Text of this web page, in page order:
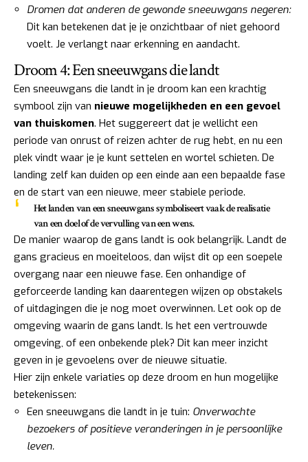
Dromen dat anderen de gewonde sneeuwgans negeren:
Dit kan betekenen dat je je onzichtbaar of niet gehoord
voelt. Je verlangt naar erkenning en aandacht.
Droom 4: Een sneeuwgans die landt
Een sneeuwgans die landt in je droom kan een krachtig
symbool zijn van nieuwe mogelijkheden en een gevoel
van thuiskomen. Het suggereert dat je wellicht een
periode van onrust of reizen achter de rug hebt, en nu een
plek vindt waar je je kunt settelen en wortel schieten. De
landing zelf kan duiden op een einde aan een bepaalde fase
en de start van een nieuwe, meer stabiele periode.
Het landen van een sneeuwgans symboliseert vaak de realisatie
van een doel of de vervulling van een wens.
De manier waarop de gans landt is ook belangrijk. Landt de
gans gracieus en moeiteloos, dan wijst dit op een soepele
overgang naar een nieuwe fase. Een onhandige of
geforceerde landing kan daarentegen wijzen op obstakels
of uitdagingen die je nog moet overwinnen. Let ook op de
omgeving waarin de gans landt. Is het een vertrouwde
omgeving, of een onbekende plek? Dit kan meer inzicht
geven in je gevoelens over de nieuwe situatie.
Hier zijn enkele variaties op deze droom en hun mogelijke
betekenissen:
Een sneeuwgans die landt in je tuin: Onverwachte
bezoekers of positieve veranderingen in je persoonlijke
leven.